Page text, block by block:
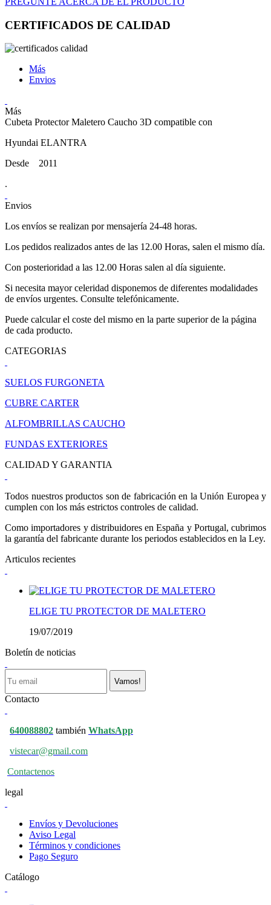
CERTIFICADOS DE CALIDAD
Más
Envios
Más
Cubeta Protector Maletero Caucho 3D compatible con
Hyundai ELANTRA
Desde 2011
.
Envios
Los envíos se realizan por mensajería 24-48 horas.
Los pedidos realizados antes de las 12.00 Horas, salen el mismo día.
Con posterioridad a las 12.00 Horas salen al día siguiente.
Si necesita mayor celeridad disponemos de diferentes modalidades
de envíos urgentes. Consulte telefónicamente.
Puede calcular el coste del mismo en la parte superior de la página
de cada producto.
CATEGORIAS
SUELOS FURGONETA
CUBRE CARTER
ALFOMBRILLAS CAUCHO
FUNDAS EXTERIORES
CALIDAD Y GARANTIA
Todos nuestros productos son de fabricación en la Unión Europea y
cumplen con los más estrictos controles de calidad.
Como importadores y distribuidores en España y Portugal, cubrimos
la garantía del fabricante durante los periodos establecidos en la Ley.
Articulos recientes
ELIGE TU PROTECTOR DE MALETERO
19/07/2019
Boletín de noticias
Vamos!
Contacto
640088802 también WhatsApp
vistecar@gmail.com
Contactenos
legal
Envíos y Devoluciones
Aviso Legal
Términos y condiciones
Pago Seguro
Catálogo